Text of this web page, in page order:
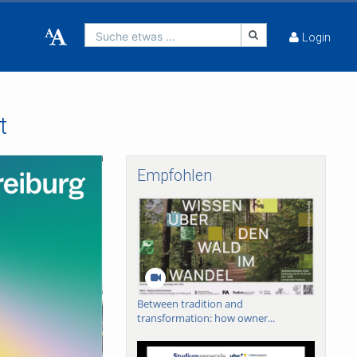
Suche etwas ... Login
Empfohlen
Between tradition and
transformation: how owner...